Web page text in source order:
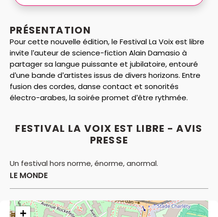
PRÉSENTATION
Pour cette nouvelle édition, le Festival La Voix est libre
invite l’auteur de science-fiction Alain Damasio à
partager sa langue puissante et jubilatoire, entouré
d’une bande d’artistes issus de divers horizons. Entre
fusion des cordes, danse contact et sonorités
électro-arabes, la soirée promet d’être rythmée.
FESTIVAL LA VOIX EST LIBRE - AVIS
PRESSE
Un festival hors norme, énorme, anormal.
LE MONDE
+